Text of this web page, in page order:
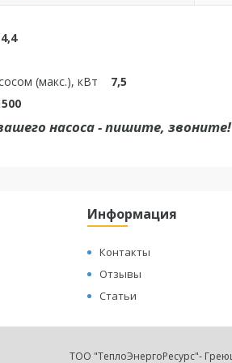
(макс.), кВт 7,5
насоса - пишите, звоните!
Информация
Контакты
Отзывы
Статьи